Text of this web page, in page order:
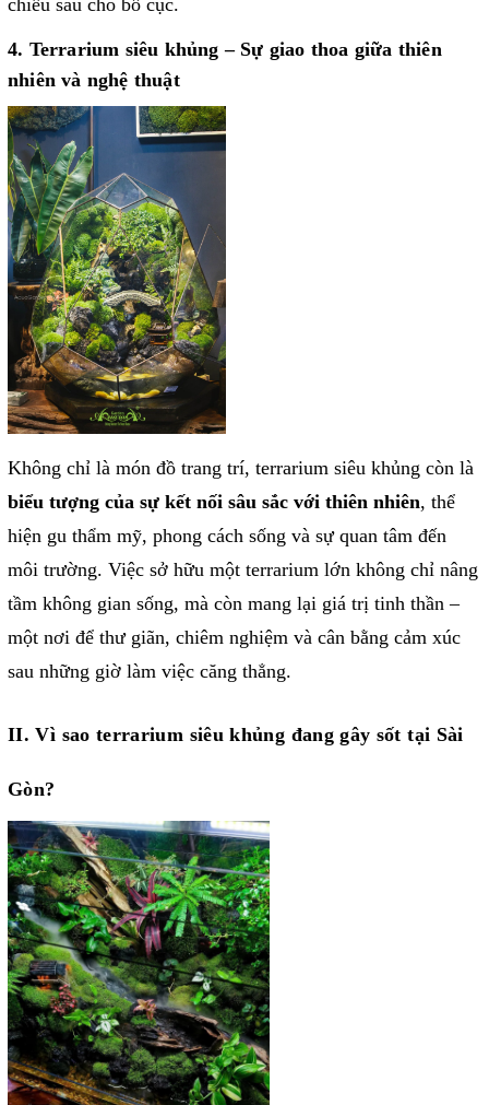
4. Terrarium siêu khủng – Sự giao thoa giữa thiên
nhiên và nghệ thuật
Không chỉ là món đồ trang trí, terrarium siêu khủng còn là
biểu tượng của sự kết nối sâu sắc với thiên nhiên, thể
hiện gu thẩm mỹ, phong cách sống và sự quan tâm đến
môi trường. Việc sở hữu một terrarium lớn không chỉ nâng
tầm không gian sống, mà còn mang lại giá trị tinh thần –
một nơi để thư giãn, chiêm nghiệm và cân bằng cảm xúc
sau những giờ làm việc căng thẳng.
II. Vì sao terrarium siêu khủng đang gây sốt tại Sài
Gòn?